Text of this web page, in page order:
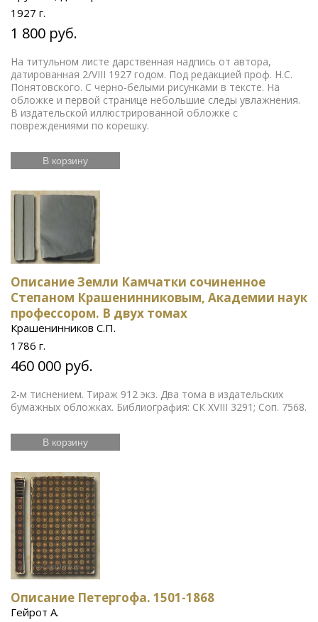
1927 г.
1 800 руб.
На титульном листе дарственная надпись от автора,
датированная 2/VIII 1927 годом. Под редакцией проф. Н.С.
Понятовского. С черно-белыми рисунками в тексте. На
обложке и первой странице небольшие следы увлажнения.
В издательской иллюстрированной обложке с
повреждениями по корешку.
В корзину
Описание Земли Камчатки сочиненное
Степаном Крашенинниковым, Академии наук
профессором. В двух томах
Крашенинников С.П.
1786 г.
460 000 руб.
2-м тиснением. Тираж 912 экз. Два тома в издательских
бумажных обложках. Библиография: СК XVIII 3291; Соп. 7568.
В корзину
Описание Петергофа. 1501-1868
Гейрот А.